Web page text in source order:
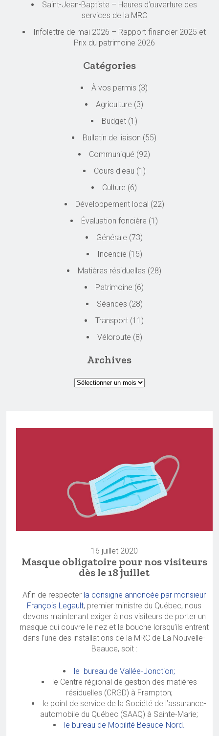
Saint-Jean-Baptiste – Heures d’ouverture des
services de la MRC
Infolettre de mai 2026 – Rapport financier 2025 et
Prix du patrimoine 2026
Catégories
À vos permis (3)
Agriculture (3)
Budget (1)
Bulletin de liaison (55)
Communiqué (92)
Cours d'eau (1)
Culture (6)
Développement local (22)
Évaluation foncière (1)
Générale (73)
Incendie (15)
Matières résiduelles (28)
Patrimoine (6)
Séances (28)
Transport (11)
Véloroute (8)
Archives
16 juillet 2020
Masque obligatoire pour nos visiteurs
dès le 18 juillet
Afin de respecter la consigne annoncée par monsieur
François Legault, premier ministre du Québec, nous
devons maintenant exiger à nos visiteurs de porter un
masque qui couvre le nez et la bouche lorsqu’ils entrent
dans l’une des installations de la MRC de La Nouvelle-
Beauce, soit :
le bureau de Vallée-Jonction;
le Centre régional de gestion des matières
résiduelles (CRGD) à Frampton;
le point de service de la Société de l’assurance-
automobile du Québec (SAAQ) à Sainte-Marie;
le bureau de Mobilité Beauce-Nord.